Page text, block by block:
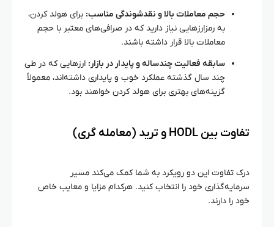
حجم معاملات بالا و نقدشوندگی مناسب: برای هولد کردن،
به رمزارزهایی نیاز دارید که در صرافی‌های معتبر با حجم
معاملات بالا قرار داشته باشند.
سابقه فعالیت چندساله و پایدار در بازار: ارزهایی که در طی
چند سال گذشته عملکرد خوب و پایداری داشته‌اند، معمولاً
گزینه‌های بهتری برای هولد کردن خواهند بود.
تفاوت بین HODL و ترید (معامله‌ گری)
درک تفاوت این دو رویکرد به شما کمک می‌کند مسیر
سرمایه‌گذاری خود را انتخاب کنید. هرکدام مزایا و معایب خاص
خود را دارند.